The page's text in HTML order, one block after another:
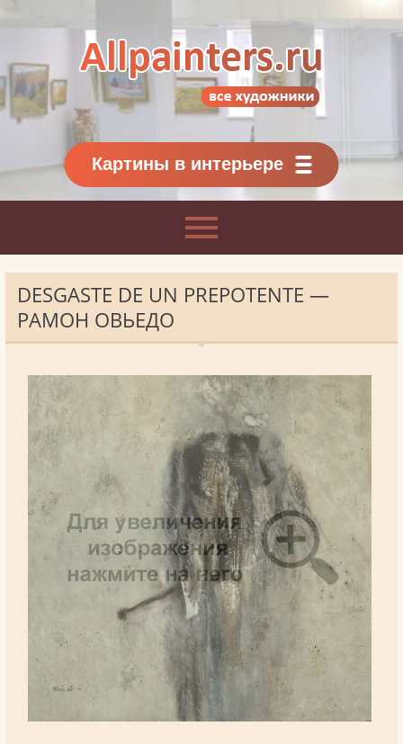
Картины классиков
и современников
Картины в интерьере
DESGASTE DE UN PREPOTENTE —
РАМОН ОВЬЕДО